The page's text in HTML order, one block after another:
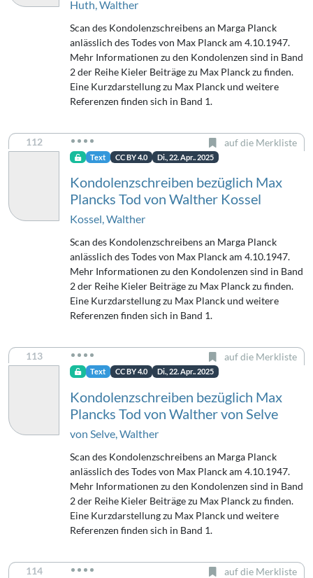
Huth, Walther
Scan des Kondolenzschreibens an Marga Planck
anlässlich des Todes von Max Planck am 4.10.1947.
Mehr Informationen zu den Kondolenzen sind in Band
2 der Reihe Kieler Beiträge zu Max Planck zu finden.
Eine Kurzdarstellung zu Max Planck und weitere
Referenzen finden sich in Band 1.
112 auf die Merkliste
Text CC BY 4.0 Di., 22. Apr.. 2025
Kondolenzschreiben bezüglich Max
Plancks Tod von Walther Kossel
Kossel, Walther
Scan des Kondolenzschreibens an Marga Planck
anlässlich des Todes von Max Planck am 4.10.1947.
Mehr Informationen zu den Kondolenzen sind in Band
2 der Reihe Kieler Beiträge zu Max Planck zu finden.
Eine Kurzdarstellung zu Max Planck und weitere
Referenzen finden sich in Band 1.
113 auf die Merkliste
Text CC BY 4.0 Di., 22. Apr.. 2025
Kondolenzschreiben bezüglich Max
Plancks Tod von Walther von Selve
von Selve, Walther
Scan des Kondolenzschreibens an Marga Planck
anlässlich des Todes von Max Planck am 4.10.1947.
Mehr Informationen zu den Kondolenzen sind in Band
2 der Reihe Kieler Beiträge zu Max Planck zu finden.
Eine Kurzdarstellung zu Max Planck und weitere
Referenzen finden sich in Band 1.
114 auf die Merkliste